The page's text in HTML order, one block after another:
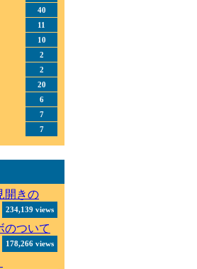
40
11
10
2
2
20
6
7
7
開きの
234,139 views
のついて
178,266 views